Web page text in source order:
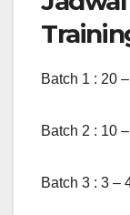
Batch 1 : 20
Batch 2 : 10
Batch 3 : 3 –